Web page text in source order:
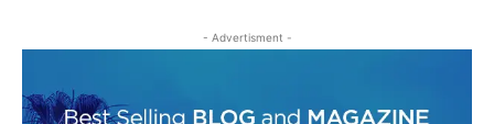
- Advertisment -